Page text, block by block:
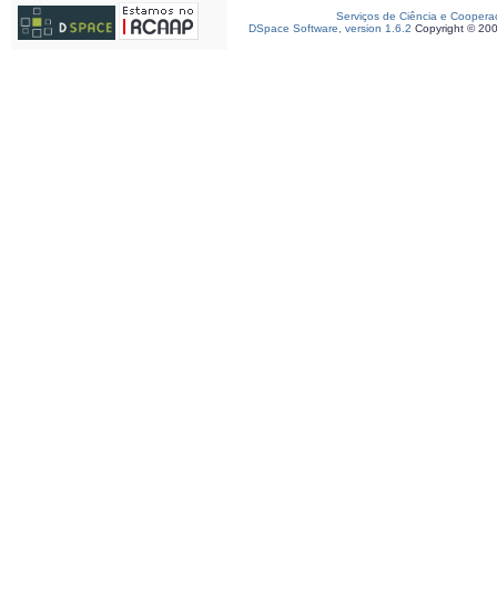
Serviços de Ciência e
DSpace Software, version 1.6.2 Copyright ©